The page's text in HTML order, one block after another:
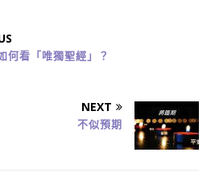
何看「唯獨聖經」？
NEXT
不似預期